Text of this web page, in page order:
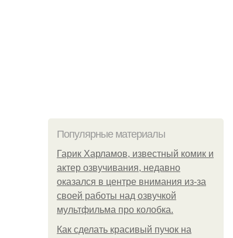
Популярные материалы
Гарик Харламов, известный комик и
актер озвучивания, недавно
оказался в центре внимания из-за
своей работы над озвучкой
мультфильма про колобка.
Как сделать красивый пучок на